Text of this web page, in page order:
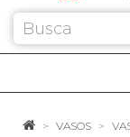
VASOS